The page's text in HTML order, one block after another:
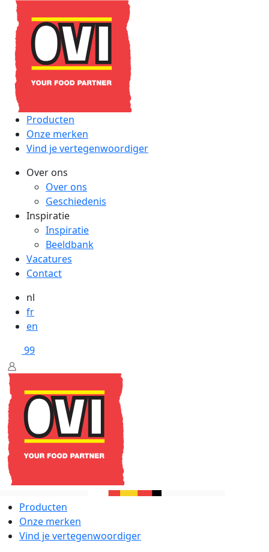
Producten
Onze merken
Vind je vertegenwoordiger
Over ons
Over ons
Geschiedenis
Inspiratie
Inspiratie
Beeldbank
Vacatures
Contact
nl
fr
en
99
Producten
Onze merken
Vind je vertegenwoordiger